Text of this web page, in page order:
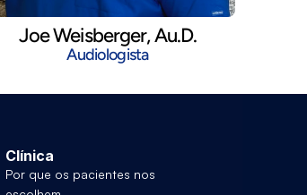
Joe Weisberger, Au.D.
Audiologista
Clínica
Por que os pacientes nos